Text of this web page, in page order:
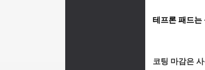
테프론 패드는
코팅 마감은